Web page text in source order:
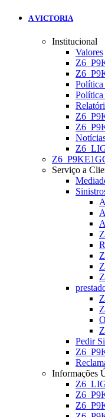
A VICTORIA
Institucional
Valores
Política
Política
Serviço a
Pedir
Informações